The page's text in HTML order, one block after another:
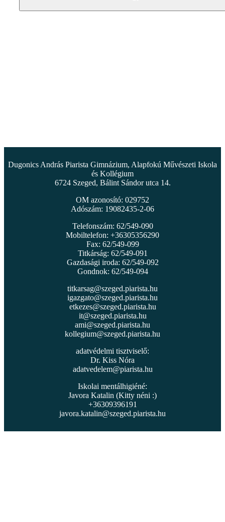
Dugonics András Piarista Gimnázium, Alapfokú Művészeti Iskola
és Kollégium
6724 Szeged, Bálint Sándor utca 14.
OM azonosító: 029752
Adószám: 19082435-2-06
Telefonszám: 62/549-090
Mobiltelefon: +36305356290
Fax: 62/549-099
Titkárság: 62/549-091
Gazdasági iroda: 62/549-092
Gondnok: 62/549-094
titkarsag@szeged.piarista.hu
igazgato@szeged.piarista.hu
etkezes@szeged.piarista.hu
it@szeged.piarista.hu
ami@szeged.piarista.hu
kollegium@szeged.piarista.hu
adatvédelmi tisztviselő:
Dr. Kiss Nóra
adatvedelem@piarista.hu
Iskolai mentálhigiéné:
Javora Katalin (Kitty néni :)
+36309396191
javora.katalin@szeged.piarista.hu